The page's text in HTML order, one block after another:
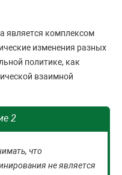
является комплексом
изменения разных
политике, как
взаимной
2
что
не является